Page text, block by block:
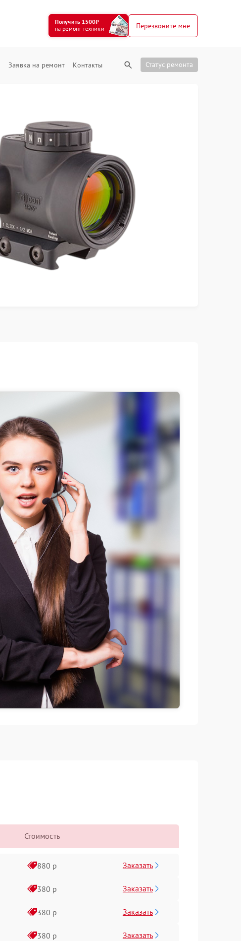
Получить 1500₽
на ремонт техники
Перезвоните мне
Заявка на ремонт Контакты Статус ремонта
Стоимость
880 р Заказать
380 р Заказать
380 р Заказать
380 р Заказать